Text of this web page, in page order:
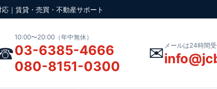
｜賃貸・売買・不動産サポート
10:00〜20:00（年中無休）
03-6385-4666
080-8151-0300
✉ メールは24時間